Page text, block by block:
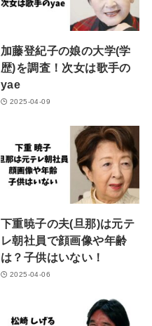
加藤登紀子の娘の大学(学
歴)を調査！次女は歌手の
yae
2025-04-09
下重暁子の夫(旦那)は元テ
レ朝社員で顔画像や年齢
は？子供はいない！
2025-04-06